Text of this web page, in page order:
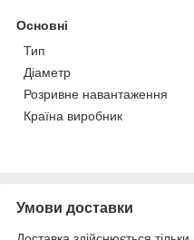
Основні
Тип
Діаметр
Розривне навантаження
Країна виробник
Умови доставки